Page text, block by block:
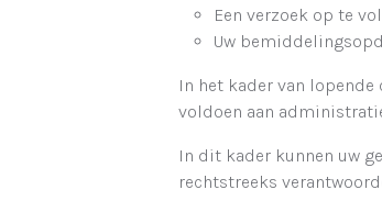
Een verzoek op te
Uw
In het kader van
voldoen aan
In dit kader kunnen uw
rechtstreeks